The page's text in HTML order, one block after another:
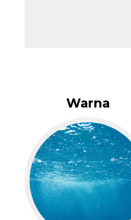
Warna